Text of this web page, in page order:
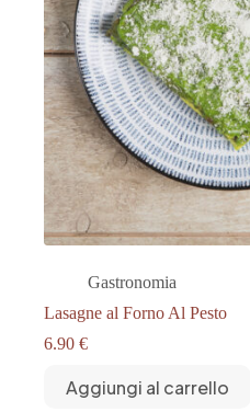
Gastronomia
Lasagne al Forno Al Pesto
6.90 €
Aggiungi al carrello